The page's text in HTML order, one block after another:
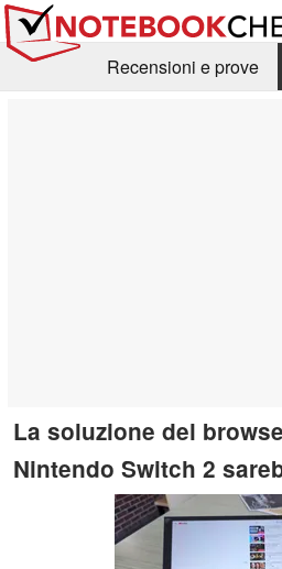
Recensioni e prove
La soluzione del
Nintendo Switch 2